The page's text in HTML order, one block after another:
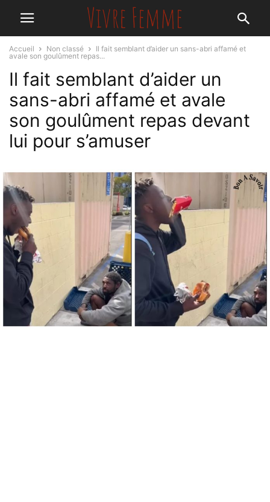
Accueil Non classé
Il fait semblant d’aider un sans-abri affamé et
avale son goulûment repas...
Il fait semblant d’aider un
sans-abri affamé et avale
son goulûment repas devant
lui pour s’amuser